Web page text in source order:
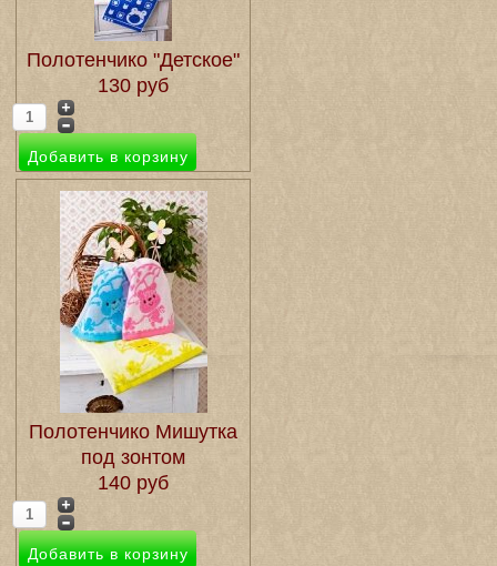
Полотенчико "Детское"
130 руб
Полотенчико Мишутка
под зонтом
140 руб